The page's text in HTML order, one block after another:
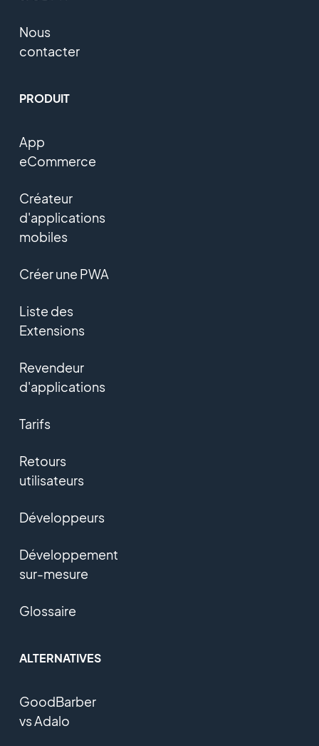
Nous
contacter
PRODUIT
App
eCommerce
Créateur
d'applications
mobiles
Créer une PWA
Liste des
Extensions
Revendeur
d'applications
Tarifs
Retours
utilisateurs
Développeurs
Développement
sur-mesure
Glossaire
ALTERNATIVES
GoodBarber
vs Adalo